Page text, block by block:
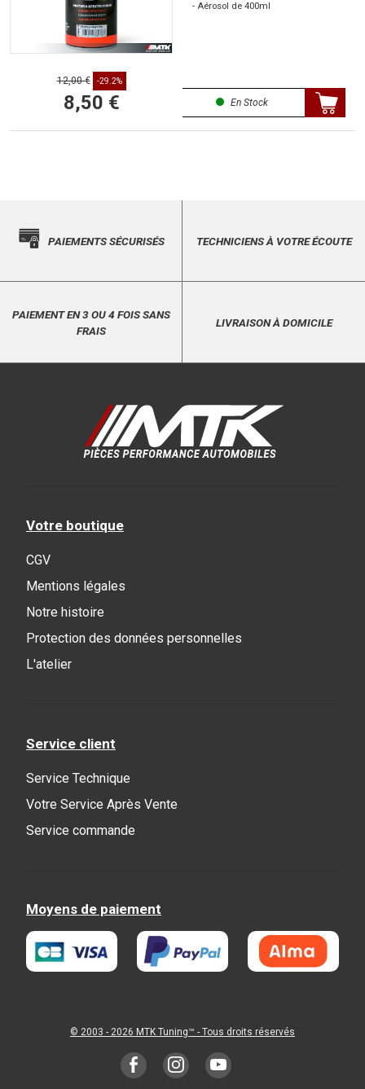
- Aérosol de 400ml
12,00 € -29.2%
8,50 € En Stock
PAIEMENTS SÉCURISÉS TECHNICIENS À VOTRE ÉCOUTE
PAIEMENT EN 3 OU 4 FOIS SANS
FRAIS
LIVRAISON À DOMICILE
Votre boutique
CGV
Mentions légales
Notre histoire
Protection des données personnelles
L'atelier
Service client
Service Technique
Votre Service Après Vente
Service commande
Moyens de paiement
© 2003 - 2026 MTK Tuning™ - Tous droits réservés